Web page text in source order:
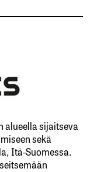
alueella sijaitseva
sekä
Itä-Suomessa.